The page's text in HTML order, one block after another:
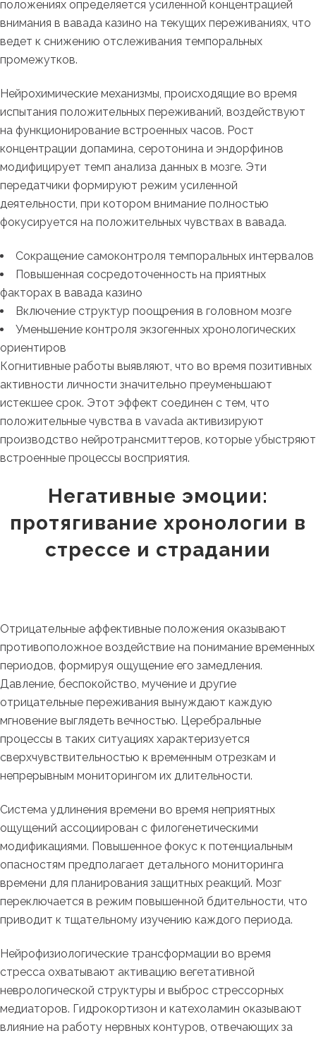
положениях определяется усиленной концентрацией
внимания в вавада казино на текущих переживаниях, что
ведет к снижению отслеживания темпоральных
промежутков.
Нейрохимические механизмы, происходящие во время
испытания положительных переживаний, воздействуют
на функционирование встроенных часов. Рост
концентрации допамина, серотонина и эндорфинов
модифицирует темп анализа данных в мозге. Эти
передатчики формируют режим усиленной
деятельности, при котором внимание полностью
фокусируется на положительных чувствах в вавада.
Сокращение самоконтроля темпоральных интервалов
Повышенная сосредоточенность на приятных
факторах в вавада казино
Включение структур поощрения в головном мозге
Уменьшение контроля экзогенных хронологических
ориентиров
Когнитивные работы выявляют, что во время позитивных
активности личности значительно преуменьшают
истекшее срок. Этот эффект соединен с тем, что
положительные чувства в vavada активизируют
производство нейротрансмиттеров, которые убыстряют
встроенные процессы восприятия.
Негативные эмоции:
протягивание хронологии в
стрессе и страдании
Отрицательные аффективные положения оказывают
противоположное воздействие на понимание временных
периодов, формируя ощущение его замедления.
Давление, беспокойство, мучение и другие
отрицательные переживания вынуждают каждую
мгновение выглядеть вечностью. Церебральные
процессы в таких ситуациях характеризуется
сверхчувствительностью к временным отрезкам и
непрерывным мониторингом их длительности.
Система удлинения времени во время неприятных
ощущений ассоциирован с филогенетическими
модификациями. Повышенное фокус к потенциальным
опасностям предполагает детального мониторинга
времени для планирования защитных реакций. Мозг
переключается в режим повышенной бдительности, что
приводит к тщательному изучению каждого периода.
Нейрофизиологические трансформации во время
стресса охватывают активацию вегетативной
неврологической структуры и выброс стрессорных
медиаторов. Гидрокортизон и катехоламин оказывают
влияние на работу нервных контуров, отвечающих за